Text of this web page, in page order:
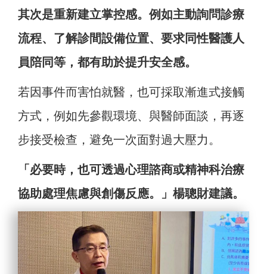
其次是重新建立掌控感。例如主動詢問診療
流程、了解診間設備位置、要求同性醫護人
員陪同等，都有助於提升安全感。
若因事件而害怕就醫，也可採取漸進式接觸
方式，例如先參觀環境、與醫師面談，再逐
步接受檢查，避免一次面對過大壓力。
「必要時，也可透過心理諮商或精神科治療
協助處理焦慮與創傷反應。」楊聰財建議。